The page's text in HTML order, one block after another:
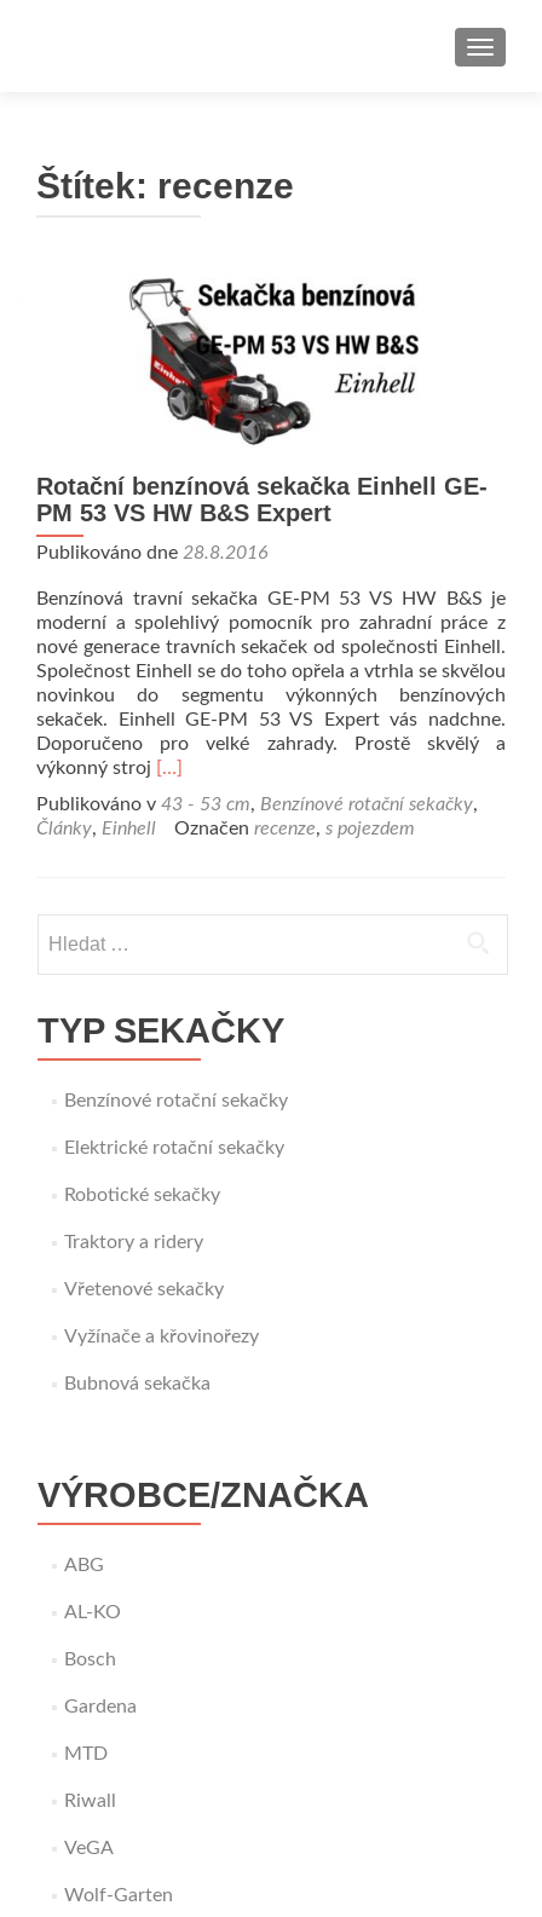
Štítek: recenze
Rotační benzínová sekačka Einhell GE-
PM 53 VS HW B&S Expert
Publikováno dne 28.8.2016
Benzínová travní sekačka GE-PM 53 VS HW B&S je
moderní a spolehlivý pomocník pro zahradní práce z
nové generace travních sekaček od společnosti Einhell.
Společnost Einhell se do toho opřela a vtrhla se skvělou
novinkou do segmentu výkonných benzínových
sekaček. Einhell GE-PM 53 VS Expert vás nadchne.
Doporučeno pro velké zahrady. Prostě skvělý a
výkonný stroj Přečíst si víc oRotační benzínová sekačka
[…]
Publikováno v 43 - 53 cm, Benzínové rotační sekačky,
Články, Einhell Označen recenze, s pojezdem
TYP SEKAČKY
Benzínové rotační sekačky
Elektrické rotační sekačky
Robotické sekačky
Traktory a ridery
Vřetenové sekačky
Vyžínače a křovinořezy
Bubnová sekačka
VÝROBCE/ZNAČKA
ABG
AL-KO
Bosch
Gardena
MTD
Riwall
VeGA
Wolf-Garten